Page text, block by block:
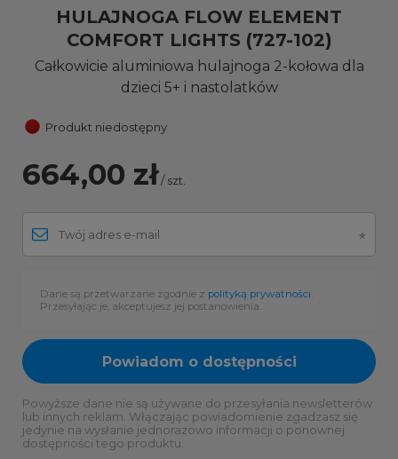
HULAJNOGA FLOW ELEMENT
COMFORT LIGHTS (727-102)
Całkowicie aluminiowa hulajnoga 2-kołowa dla
dzieci 5+ i nastolatków
Produkt niedostępny
664,00 zł/szt.
Dane są przetwarzane zgodnie z polityką prywatności
Przesyłając je, akceptujesz jej postanowienia.
Powiadom o dostępności
Powyższe dane nie są używane do przesyłania newsletterów
lub innych reklam. Włączając powiadomienie zgadzasz się
jedynie na wysłanie jednorazowo informacji o ponownej
dostępności tego produktu.